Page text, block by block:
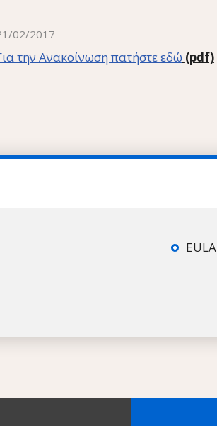
02/2017
την Ανακοίνωση πατήστε εδώ (pdf)